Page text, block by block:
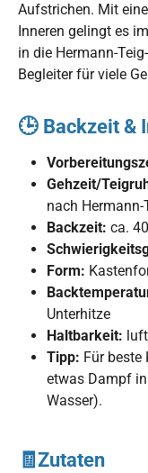
Aufstrichen. Mit
Inneren gelingt es
in die Hermann-
Begleiter für viele
🕒 Backzeit &
Gehzeit/
nach Hermann-
Backzeit: ca.
Form:
Unterhitze
Haltbarkeit:
Tipp: Für beste
etwas Dampf
Wasser).
🧾Zutaten